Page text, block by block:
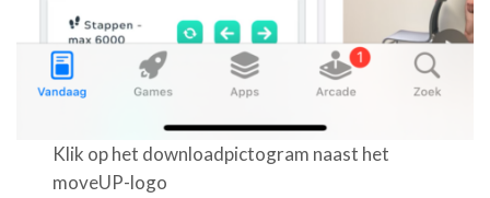
Klik op het downloadpictogram naast het
moveUP-logo